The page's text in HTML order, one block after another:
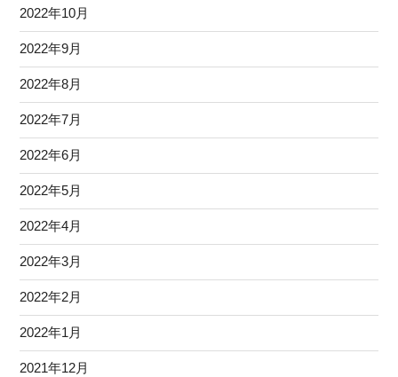
2022年10月
2022年9月
2022年8月
2022年7月
2022年6月
2022年5月
2022年4月
2022年3月
2022年2月
2022年1月
2021年12月